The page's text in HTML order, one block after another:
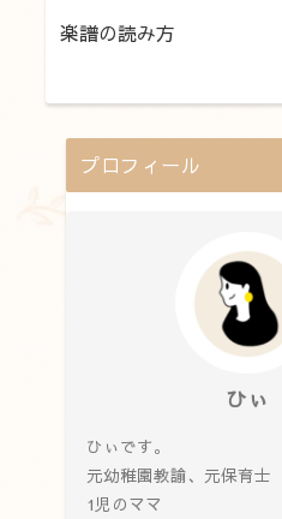
楽譜の読み方
プロフィール
ひぃ
ひぃです。
元幼稚園教諭、元保育士
1児のママ